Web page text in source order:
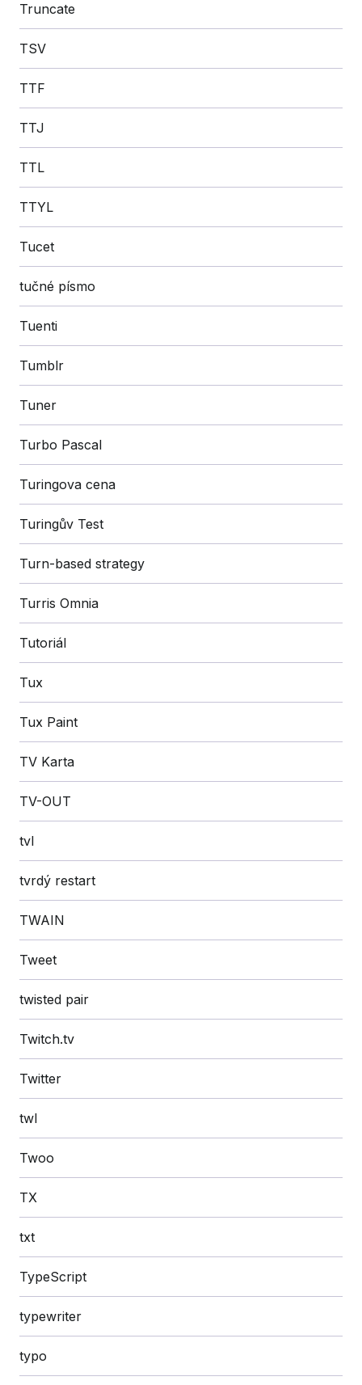
Truncate
TSV
TTF
TTJ
TTL
TTYL
Tucet
tučné písmo
Tuenti
Tumblr
Tuner
Turbo Pascal
Turingova cena
Turingův Test
Turn-based strategy
Turris Omnia
Tutoriál
Tux
Tux Paint
TV Karta
TV-OUT
tvl
tvrdý restart
TWAIN
Tweet
twisted pair
Twitch.tv
Twitter
twl
Twoo
TX
txt
TypeScript
typewriter
typo